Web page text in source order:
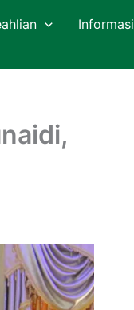
Informasi